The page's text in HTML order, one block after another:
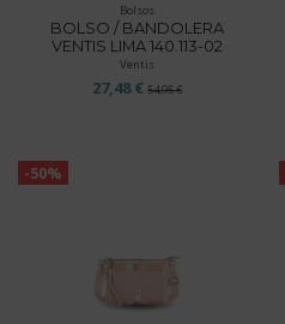
Bolsos
BOLSO / BANDOLERA
VENTIS LIMA 140.113-02
Ventis
27,48 €54,95 €
-50%